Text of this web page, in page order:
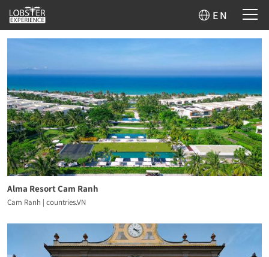
EN
Land auswählen
Bitte Kontinent auswählen
Portfolio auswählen
Abenteuer Action Berge Boutique
Design
Eco-Luxury
Familie Gesundheit Golf
Kulinarik
MICE
Natur Pool Private Villen Stadt
Strand
Tiere
Wellness Wintersport Yoga
Alma Resort Cam Ranh
Cam Ranh | countries.VN